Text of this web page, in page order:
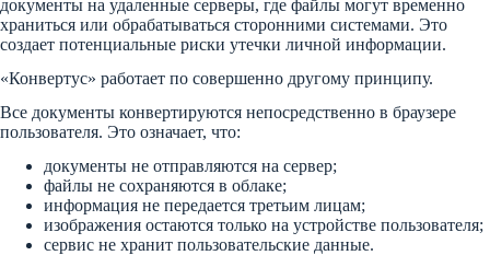
документы на удаленные серверы, где файлы могут временно
храниться или обрабатываться сторонними системами. Это
создает потенциальные риски утечки личной информации.
«Конвертус» работает по совершенно другому принципу.
Все документы конвертируются непосредственно в браузере
пользователя. Это означает, что:
документы не отправляются на сервер;
файлы не сохраняются в облаке;
информация не передается третьим лицам;
изображения остаются только на устройстве пользователя;
сервис не хранит пользовательские данные.